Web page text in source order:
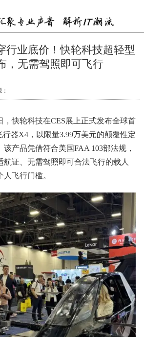
行业底价！快轮科技超轻型
，无需驾照即可飞行
，快轮科技在CES展上正式发布全球首
器X4，以限量3.99万美元的颠覆性定
产品凭借符合美国FAA 103部法规，
航证、无需驾照即可合法飞行的载人
飞行门槛。